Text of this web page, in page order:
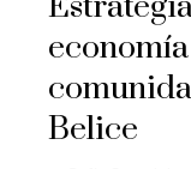
Belice